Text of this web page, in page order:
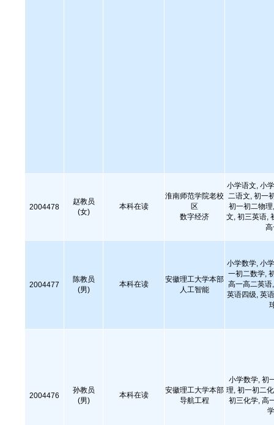
2004478
赵教员
(女)
本科在读
淮南师范学院老校
区
数字经济
小学语文, 小
二语文, 初一
初一初二物
文, 初三英语,
2004477
陈教员
(男)
本科在读
安徽理工大学本部
人工智能
小学数学, 小
一初二数学,
高一高二英语
英语四级, 英
2004476
孙教员
(男)
本科在读
安徽理工大学本部
导航工程
小学数学, 初
理, 初一初二
初三化学, 高